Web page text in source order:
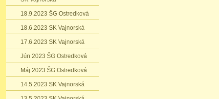
18.9.2023 ŠG Ostredková
18.6.2023 SK Vajnorská
17.6.2023 SK Vajnorská
Jún 2023 ŠG Ostredková
Máj 2023 ŠG Ostredková
14.5.2023 SK Vajnorská